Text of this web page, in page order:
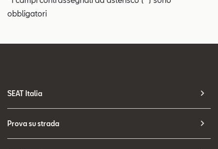
obbligatori
SEAT Italia
Prova su strada